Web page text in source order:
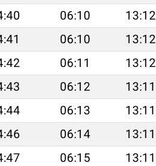
06:10 13:12
06:10 13:12
06:11 13:12
06:12 13:11
06:13 13:11
06:14 13:11
06:15 13:11